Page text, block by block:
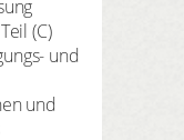
(C)
und
und